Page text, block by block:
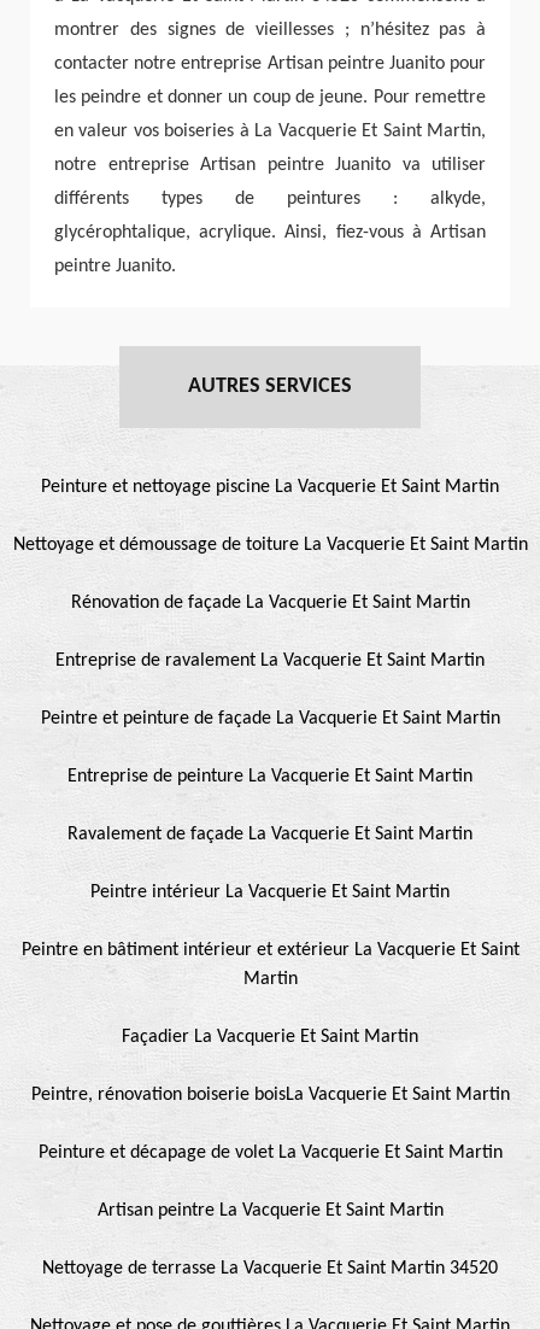
montrer des signes de vieillesses ; n’hésitez pas à
contacter notre entreprise Artisan peintre Juanito pour
les peindre et donner un coup de jeune. Pour remettre
en valeur vos boiseries à La Vacquerie Et Saint Martin,
notre entreprise Artisan peintre Juanito va utiliser
différents types de peintures : alkyde,
glycérophtalique, acrylique. Ainsi, fiez-vous à Artisan
peintre Juanito.
AUTRES SERVICES
Peinture et nettoyage piscine La Vacquerie Et Saint Martin
Nettoyage et démoussage de toiture La Vacquerie Et Saint Martin
Rénovation de façade La Vacquerie Et Saint Martin
Entreprise de ravalement La Vacquerie Et Saint Martin
Peintre et peinture de façade La Vacquerie Et Saint Martin
Entreprise de peinture La Vacquerie Et Saint Martin
Ravalement de façade La Vacquerie Et Saint Martin
Peintre intérieur La Vacquerie Et Saint Martin
Peintre en bâtiment intérieur et extérieur La Vacquerie Et Saint
Martin
Façadier La Vacquerie Et Saint Martin
Peintre, rénovation boiserie boisLa Vacquerie Et Saint Martin
Peinture et décapage de volet La Vacquerie Et Saint Martin
Artisan peintre La Vacquerie Et Saint Martin
Nettoyage de terrasse La Vacquerie Et Saint Martin 34520